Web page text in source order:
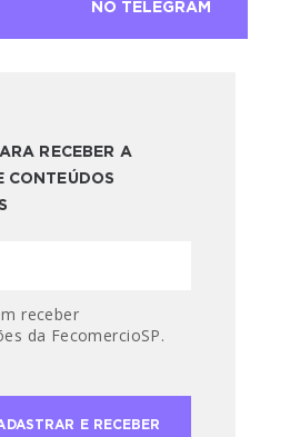
NO TELEGRAM
RECEBER A
CONTEÚDOS
receber
da FecomercioSP.